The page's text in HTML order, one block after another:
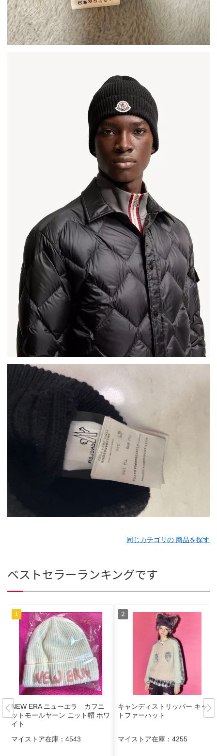
同じカテゴリの 商品を探す
ベストセラーランキングです
NEW ERA ニューエラ カフニ
ットモールヤーン ニット帽 ホワ
イト
マイストア在庫： 4543
キャンディストリッパー キャッ
トファーハット
マイストア在庫： 4255